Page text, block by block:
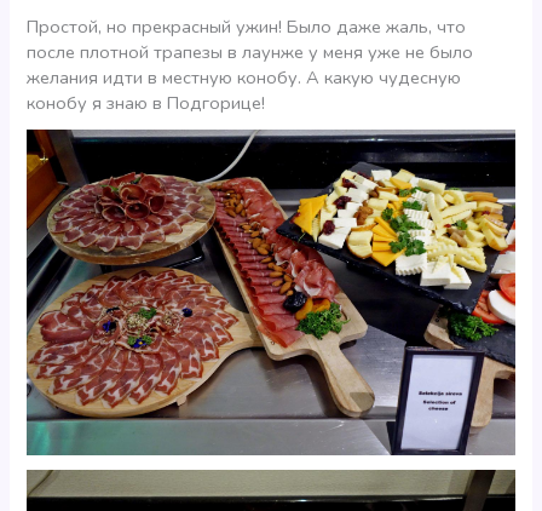
Простой, но прекрасный ужин! Было даже жаль, что
после плотной трапезы в лаунже у меня уже не было
желания идти в местную конобу. А какую чудесную
конобу я знаю в Подгорице!